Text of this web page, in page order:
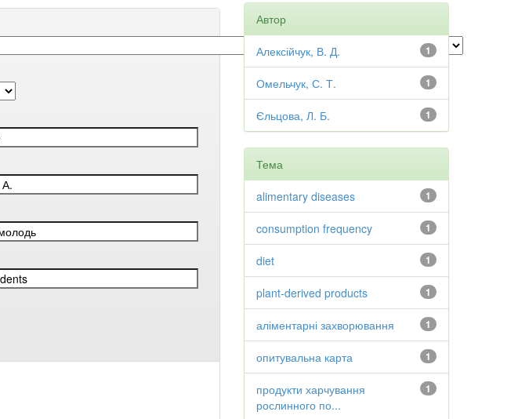
Автор
1
Алексійчук, В. Д.
1
Омельчук, С. Т.
1
Єльцова, Л. Б.
Тема
1
alimentary diseases
1
consumption frequency
1
diet
1
plant-derived products
1
аліментарні захворювання
1
опитувальна карта
1
продукти харчування
рослинного по...